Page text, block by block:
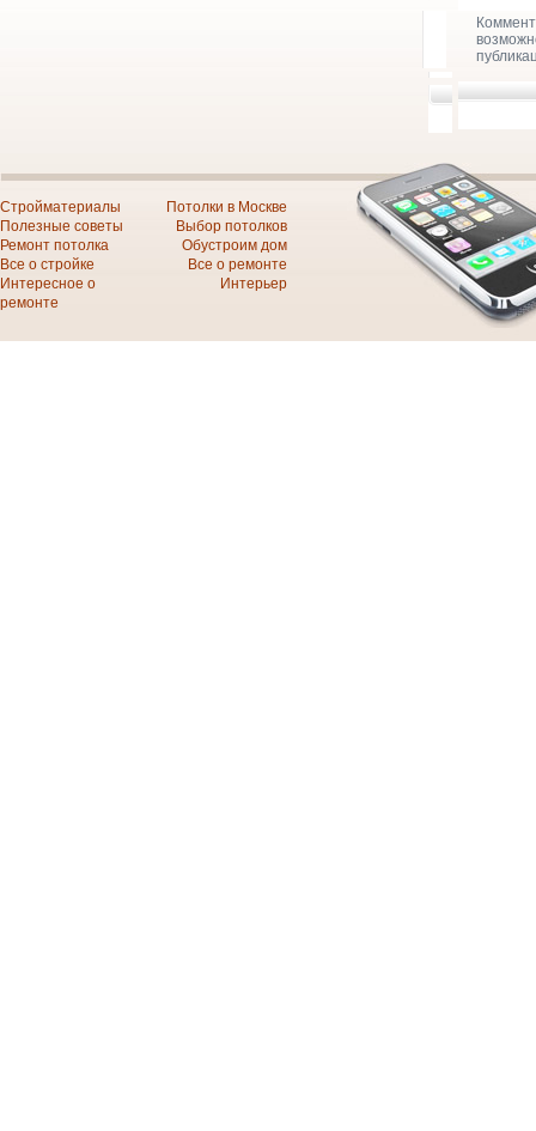
Стройматериалы
Полезные советы
Ремонт потолка
Все о стройке
Интересное о
ремонте
Потолки в Москве
Выбор потолков
Обустроим дом
Все о ремонте
Интерьер